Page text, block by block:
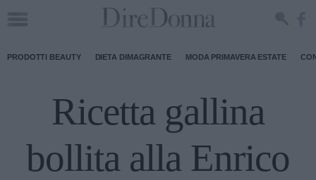
PRODOTTI BEAUTY DIETA DIMAGRANTE MODA PRIMAVERA ESTATE
Ricetta gallina
bollita alla Enrico